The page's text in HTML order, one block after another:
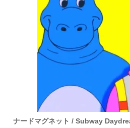
ナードマグネット / Subway